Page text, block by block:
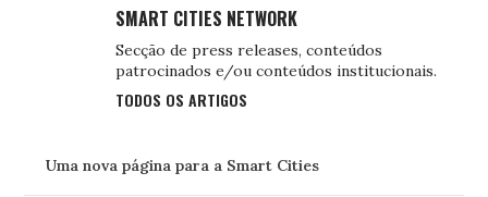
SMART CITIES NETWORK
Secção de press releases, conteúdos
patrocinados e/ou conteúdos institucionais.
TODOS OS ARTIGOS
Uma nova página para a Smart Cities